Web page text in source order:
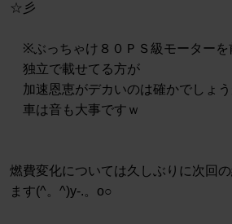
☆彡
※ぶっちゃけ８０ＰＳ級モーターを
独立で載せてる方が
加速恩恵がデカいのは確かでしょ
車は音も大事ですｗ
燃費変化については久しぶりに次回
ます(^。^)y-.。o○